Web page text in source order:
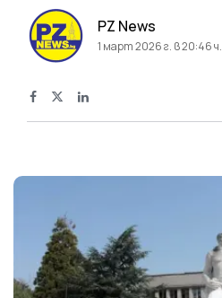
PZ News
1 март 2026 г. в 20:46 ч.